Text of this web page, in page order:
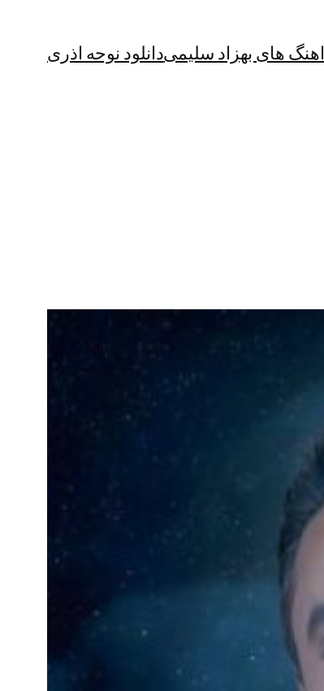
اهنگ های بهزاد سلیمیدانلود نوحه اذری